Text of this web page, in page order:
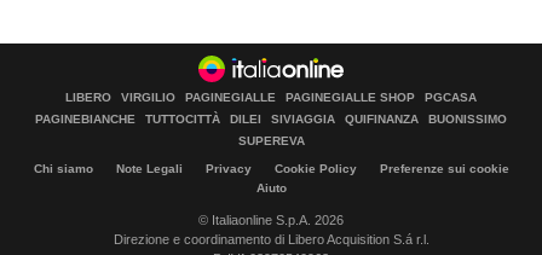
LIBERO VIRGILIO PAGINEGIALLE PAGINEGIALLE SHOP
PGCASA
PAGINEBIANCHE
TUTTOCITTÀ DILEI SIVIAGGIA QUIFINANZA
BUONISSIMO
SUPEREVA
Chi siamo Note Legali Privacy Cookie Policy
Preferenze sui cookie
Aiuto
© Italiaonline S.p.A. 2026
Direzione e coordinamento di Libero Acquisition S.á r.l.